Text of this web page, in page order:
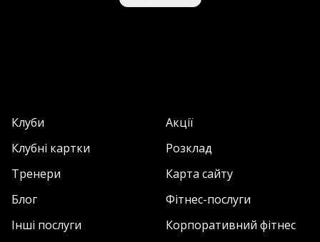
Клуби
Акції
Клубні картки
Розклад
Тренери
Карта сайту
Блог
Фітнес-послуги
Інші послуги
Корпоративний фітнес